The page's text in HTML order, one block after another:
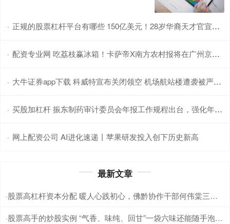
· 正规的股票杠杆平台有哪些 150亿美元！28岁华裔天才官宣加入Meta，扎克伯格掀翻AI牌桌！
· 配资专业网 吃荔枝赢冰箱！卡萨帝X南方农村报将在广州京东MALL举行神鲜盒推广活动
· 大牛证券app下载 科威特宣布关闭领空 机场航站楼遭袭被严重损毁 现场多人受伤！
· 买股加杠杆 振东制药审计委员会年报工作规程出台，强化年报审计监督
· 网上配资公司 AI进化速递丨苹果研发投入创下历史新高
最新文章
· 股票高杠杆资本分配 暖人心践初心，佛黔协作干部何伟棠三年助残记
· 股票高手的炒股实例 “气香、味纯、回甘”一袋六味还能随手泡，陈皮星油藤代泡茶湾区圈粉